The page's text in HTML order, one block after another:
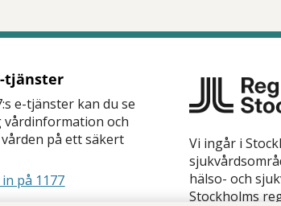
tjänster
e-tjänster kan du se
vårdinformation och
på ett säkert
på 1177
Vi ingår i
hälso- och
Stockholms